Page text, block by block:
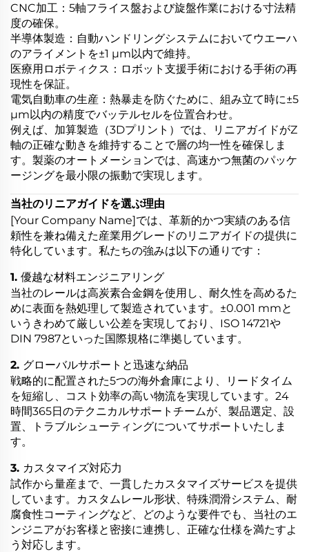
CNC加工：5軸フライス盤および旋盤作業における寸法精
度の確保。
半導体製造：自動ハンドリングシステムにおいてウエーハ
のアライメントを±1 µm以内で維持。
医療用ロボティクス：ロボット支援手術における手術の再
現性を保証。
電気自動車の生産：熱暴走を防ぐために、組み立て時に±5
µm以内の精度でバッテルセルを位置合わせ。
例えば、加算製造（3Dプリント）では、リニアガイドがZ
軸の正確な動きを維持することで層の均一性を確保しま
す。製薬のオートメーションでは、高速かつ無菌のパッケ
ージングを最小限の振動で実現します。
当社のリニアガイドを選ぶ理由
[Your Company Name]では、革新的かつ実績のある信
頼性を兼ね備えた産業用グレードのリニアガイドの提供に
特化しています。私たちの強みは以下の通りです：
1. 優越な材料エンジニアリング
当社のレールは高炭素合金鋼を使用し、耐久性を高めるた
めに表面を熱処理して製造されています。±0.001 mmと
いうきわめて厳しい公差を実現しており、ISO 14721や
DIN 7987といった国際規格に準拠しています。
2. グローバルサポートと迅速な納品
戦略的に配置された5つの海外倉庫により、リードタイム
を短縮し、コスト効率の高い物流を実現しています。24
時間365日のテクニカルサポートチームが、製品選定、設
置、トラブルシューティングについてサポートいたしま
す。
3. カスタマイズ対応力
試作から量産まで、一貫したカスタマイズサービスを提供
しています。カスタムレール形状、特殊潤滑システム、耐
腐食性コーティングなど、どのような要件でも、当社のエ
ンジニアがお客様と密接に連携し、正確な仕様を満たすよ
う対応します。